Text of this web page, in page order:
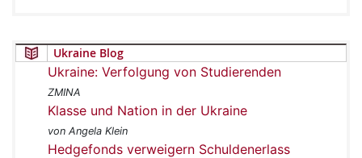
Ukraine Blog
Ukraine: Verfolgung von Studierenden
ZMINA
Klasse und Nation in der Ukraine
von Angela Klein
Hedgefonds verweigern Schuldenerlass